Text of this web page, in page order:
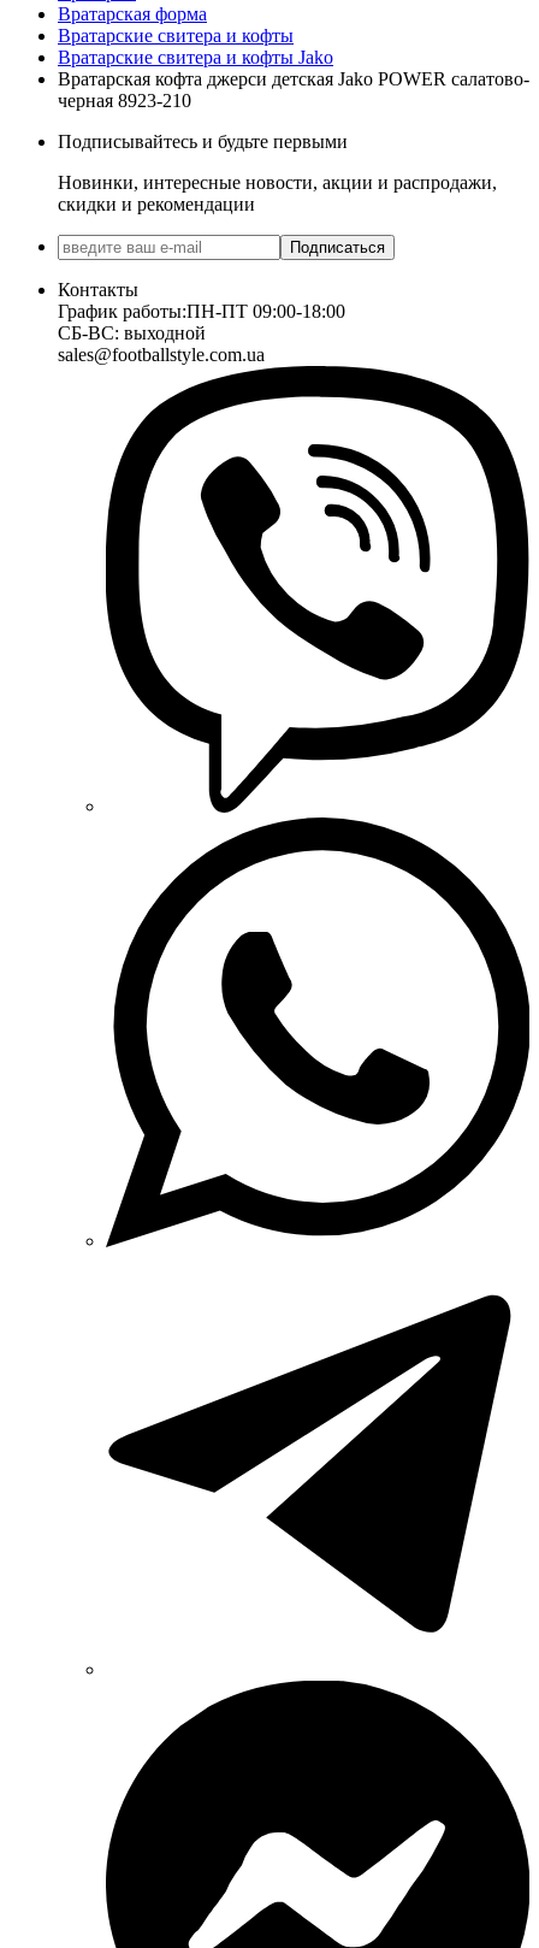
Вратарская форма
Вратарские свитера и кофты
Вратарские свитера и кофты Jako
Вратарская кофта джерси детская Jako POWER салатово-
черная 8923-210
Подписывайтесь и будьте первыми
Новинки, интересные новости, акции и распродажи,
скидки и рекомендации
Подписаться
Контакты
График работы:ПН-ПТ 09:00-18:00
СБ-ВС: выходной
sales@footballstyle.com.ua